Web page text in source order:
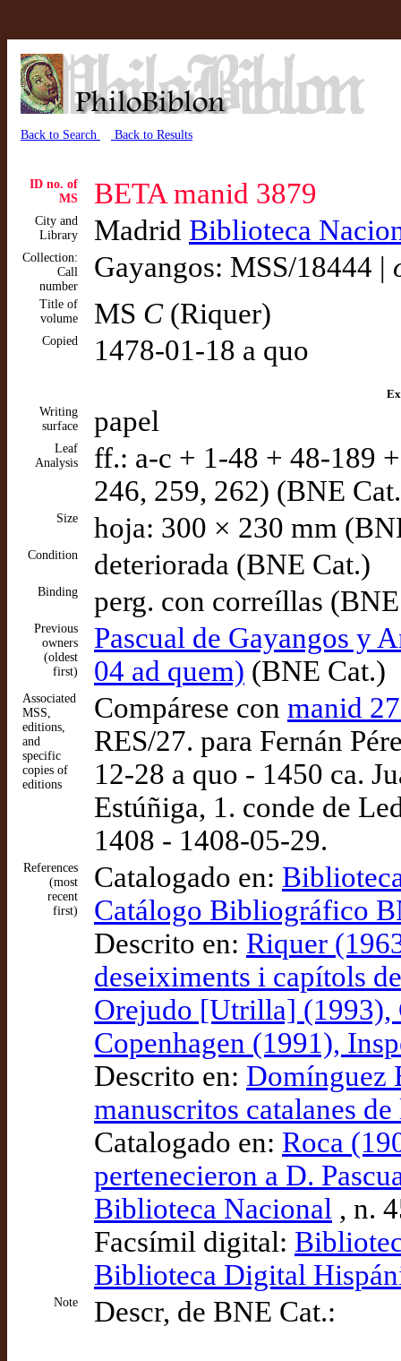
Back to Search Back to Results
ID no. of
MS
BETA manid 3879
City and
Library
Madrid Biblioteca
Collection:
Call
number
Gayangos: MSS/18444 |
Title of
volume
MS C(Riquer)
Copied 1478-01-18 a quo
Writing
surface
papel
Leaf
Analysis
ff.: a-c + 1-48 + 48-189
246, 259, 262) (BNE
Size hoja: 300 × 230 mm
Condition deteriorada (BNE Cat.)
Binding perg. con correíllas
Previous
owners
(oldest
first)
Pascual de Gayangos y
04 ad quem) (BNE Cat.)
Associated
MSS,
editions,
and
specific
copies of
editions
Compárese con manid
RES/27. para Fernán
12-28 a quo - 1450 ca.
Estúñiga, 1. conde de
1408 - 1408-05-29.
References
(most
recent
first)
Catalogado en:
Catálogo Bibliográfico
Descrito en: Riquer
deseiximents i capítols
Orejudo [Utrilla] (1993),
Copenhagen (1991),
Descrito en: Domínguez
manuscritos catalanes
Catalogado en: Roca
pertenecieron a D.
Biblioteca Nacional , n.
Facsímil digital:
Biblioteca Digital
Note Descr, de BNE Cat.: